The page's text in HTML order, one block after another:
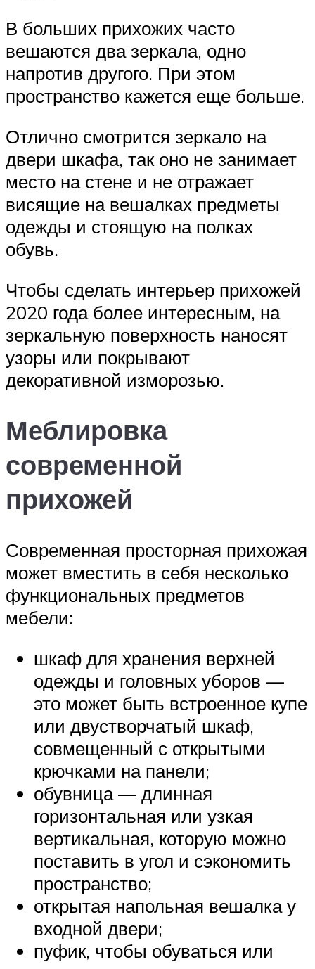
В больших прихожих часто
вешаются два зеркала, одно
напротив другого. При этом
пространство кажется еще больше.
Отлично смотрится зеркало на
двери шкафа, так оно не занимает
место на стене и не отражает
висящие на вешалках предметы
одежды и стоящую на полках
обувь.
Чтобы сделать интерьер прихожей
2020 года более интересным, на
зеркальную поверхность наносят
узоры или покрывают
декоративной изморозью.
Меблировка
современной
прихожей
Современная просторная прихожая
может вместить в себя несколько
функциональных предметов
мебели:
шкаф для хранения верхней
одежды и головных уборов —
это может быть встроенное купе
или двустворчатый шкаф,
совмещенный с открытыми
крючками на панели;
обувница — длинная
горизонтальная или узкая
вертикальная, которую можно
поставить в угол и сэкономить
пространство;
открытая напольная вешалка у
входной двери;
пуфик, чтобы обуваться или